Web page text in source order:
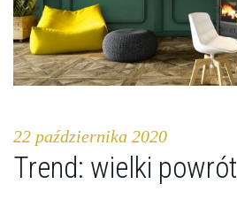
22 października 2020
Trend: wielki